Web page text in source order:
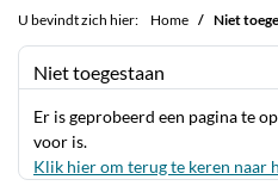
U bevindt zich hier: Home Niet
Niet toegestaan
Er is geprobeerd een pagina te
voor is.
Klik hier om terug te keren naar